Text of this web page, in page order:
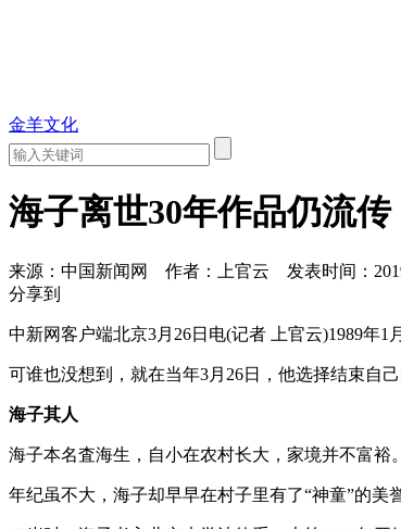
金羊文化
海子离世30年作品仍流
来源：中国新闻网 作者：上官云
发表时间：
分享到
中新网客户端北京3月26日电(记者 上官云)1989
可谁也没想到，就在当年3月26日，他选择结束自
海子其人
海子本名査海生，自小在农村长大，家境并不富裕
年纪虽不大，海子却早早在村子里有了“神童”的美